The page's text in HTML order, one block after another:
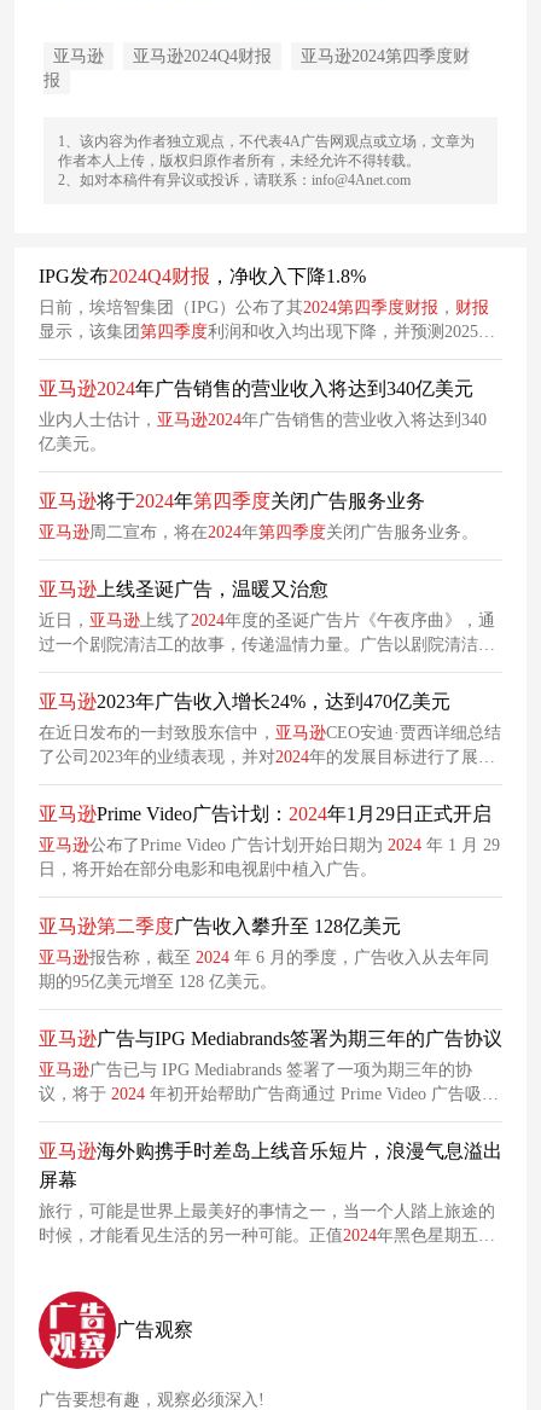
亚马逊 亚马逊2024Q4财报
亚马逊2024第四季度财
报
1、该内容为作者独立观点，不代表4A广告网观点或立场，文章为
作者本人上传，版权归原作者所有，未经允许不得转载。
2、如对本稿件有异议或投诉，请联系：info@4Anet.com
IPG发布2024Q4财报 ，净收入下降1.8%
日前，埃培智集团（IPG）公布了其2024第四季度财报 ， 财报
显示，该集团第四季度利润和收入均出现下降，并预测2025年
收入将略有下降。目前，这家全球第四大广告控股公司已同意
将其出售给宏盟集团（Omnicom）。
亚马逊2024年广告销售的营业收入将达到340亿美元
业内人士估计， 亚马逊2024年广告销售的营业收入将达到340
亿美元。
亚马逊将于2024年第四季度关闭广告服务业务
亚马逊 周二宣布，将在2024年第四季度关闭广告服务业务。
亚马逊 上线圣诞广告，温暖又治愈
近日， 亚马逊 上线了 2024年度的圣诞广告片《午夜序曲》，通
过一个剧院清洁工的故事，传递温情力量。广告以剧院清洁工
这样一个平凡、容易被大众忽视的角色作为主角，通过剧院同
事为他在亚马逊 下单西服并送上惊喜的情节，自然地将亚马逊
的品牌信息融入到故事中。
亚马逊2023年广告收入增长24%，达到470亿美元
在近日发布的一封致股东信中， 亚马逊CEO安迪·贾西详细总结
了公司2023年的业绩表现，并对2024年的发展目标进行了展
望。亚马逊LOGO2023年，亚马逊的总营收同比增长12%，从
5140亿美元增长到5750亿美元。贾西透露，得益于赞助广告的
推动，2023年
广告业务同比增长了24%，达到470亿美
元。
亚马逊Prime Video广告计划： 2024年1月29日正式开启
亚马逊公布了Prime Video 广告计划开始日期为 2024 年 1 月 29
日，将开始在部分电影和电视剧中植入广告。
亚马逊第二季度广告收入攀升至 128亿美元
亚马逊报告称，截至 2024 年 6 月的季度，广告收入从去年同
期的95亿美元增至 128 亿美元。
亚马逊广告与IPG Mediabrands签署为期三年的广告协议
亚马逊广告已与 IPG Mediabrands 签署了一项为期三年的协
议，将于 2024 年初开始帮助广告商通过 Prime Video 广告吸引
受众。
亚马逊海外购携手时差岛上线音乐短片，浪漫气息溢出
屏幕
旅行，可能是世界上最美好的事情之一，当一个人踏上旅途的
时候，才能看见生活的另一种可能。正值2024年黑色星期五购
活》。
广告观察
广告要想有趣，观察必须深入!